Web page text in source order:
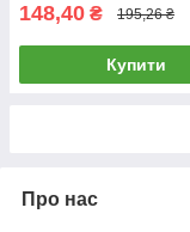
148,40 ₴ 195,26 ₴
Купити
Про нас